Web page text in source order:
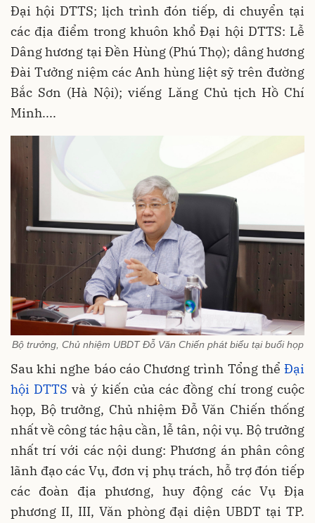
Đại hội DTTS; lịch trình đón tiếp, di chuyển tại
các địa điểm trong khuôn khổ Đại hội DTTS: Lễ
Dâng hương tại Đền Hùng (Phú Thọ); dâng hương
Đài Tưởng niệm các Anh hùng liệt sỹ trên đường
Bắc Sơn (Hà Nội); viếng Lăng Chủ tịch Hồ Chí
Minh....
Bộ trưởng, Chủ nhiệm UBDT Đỗ Văn Chiến phát biểu tại buổi họp
Sau khi nghe báo cáo Chương trình Tổng thể Đại
hội DTTS và ý kiến của các đồng chí trong cuộc
họp, Bộ trưởng, Chủ nhiệm Đỗ Văn Chiến thống
nhất về công tác hậu cần, lễ tân, nội vụ. Bộ trưởng
nhất trí với các nội dung: Phương án phân công
lãnh đạo các Vụ, đơn vị phụ trách, hỗ trợ đón tiếp
các đoàn địa phương, huy động các Vụ Địa
phương II, III, Văn phòng đại diện UBDT tại TP.